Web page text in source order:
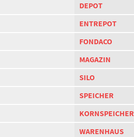
DEPOT
ENTREPOT
FONDACO
MAGAZIN
SILO
SPEICHER
KORNSPEICHER
WARENHAUS